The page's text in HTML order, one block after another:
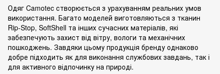
Одяг Camotec створюється з урахуванням реальних умов
використання. Багато моделей виготовляються з тканин
Rip-Stop, SoftShell та інших сучасних матеріалів, які
забезпечують захист від вітру, вологи та механічних
пошкоджень. Завдяки цьому продукція бренду однаково
добре підходить як для виконання службових завдань, так і
для активного відпочинку на природі.